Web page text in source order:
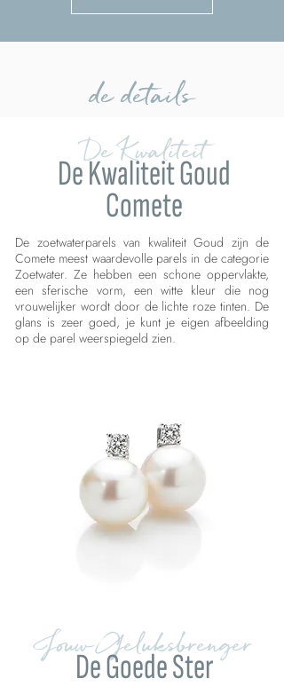
de details
De Kwaliteit
De Kwaliteit Goud
Comete
De zoetwaterparels van kwaliteit Goud zijn de
Comete meest waardevolle parels in de categorie
Zoetwater. Ze hebben een schone oppervlakte,
een sferische vorm, een witte kleur die nog
vrouwelijker wordt door de lichte roze tinten. De
glans is zeer goed, je kunt je eigen afbeelding
op de parel weerspiegeld zien.
Jouw Geluksbrenger
De Goede Ster